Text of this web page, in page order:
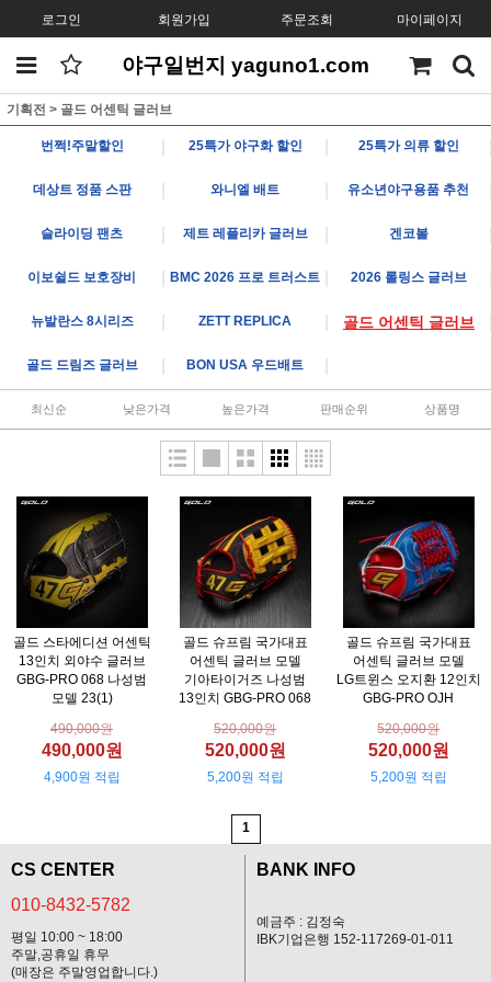
로그인 회원가입 주문조회 마이페이지
야구일번지 yaguno1.com
기획전 > 골드 어센틱 글러브
번쩍!주말할인 25특가 야구화 할인 25특가 의류 할인
데상트 정품 스판 와니엘 배트 유소년야구용품 추천
슬라이딩 팬츠 제트 레플리카 글러브 겐코볼
이보쉴드 보호장비 BMC 2026 프로 트러스트 2026 롤링스 글러브
뉴발란스 8시리즈 ZETT REPLICA 골드 어센틱 글러브
골드 드림즈 글러브 BON USA 우드배트
최신순 낮은가격 높은가격 판매순위 상품명
골드 스타에디션 어센틱
13인치 외야수 글러브
GBG-PRO 068 나성범
모델 23(1)
490,000원
490,000원
4,900원 적립
골드 슈프림 국가대표
어센틱 글러브 모델
기아타이거즈 나성범
13인치 GBG-PRO 068
520,000원
520,000원
5,200원 적립
골드 슈프림 국가대표
어센틱 글러브 모델
LG트윈스 오지환 12인치
GBG-PRO OJH
520,000원
520,000원
5,200원 적립
1
CS CENTER
010-8432-5782
평일 10:00 ~ 18:00
주말,공휴일 휴무
(매장은 주말영업합니다.)
BANK INFO
예금주 : 김정숙
IBK기업은행 152-117269-01-011